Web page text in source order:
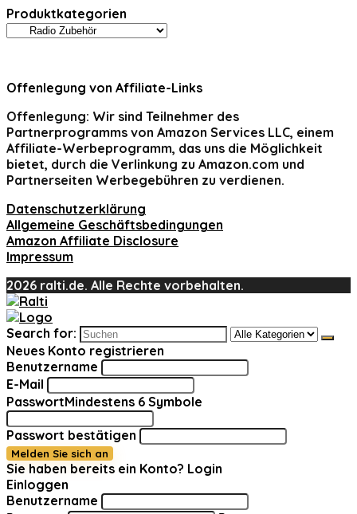
Produktkategorien
Offenlegung von Affiliate-Links
Offenlegung: Wir sind Teilnehmer des
Partnerprogramms von Amazon Services LLC, einem
Affiliate-Werbeprogramm, das uns die Möglichkeit
bietet, durch die Verlinkung zu Amazon.com und
Partnerseiten Werbegebühren zu verdienen.
Datenschutzerklärung
Allgemeine Geschäftsbedingungen
Amazon Affiliate Disclosure
Impressum
2026 ralti.de. Alle Rechte vorbehalten.
Search for:
Neues Konto registrieren
Benutzername
E-Mail
PasswortMindestens 6 Symbole
Passwort bestätigen
Melden Sie sich an
Sie haben bereits ein Konto? Login
Einloggen
Benutzername